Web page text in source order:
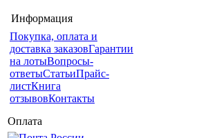
Информация
Покупка, оплата и
доставка заказовГарантии
на лотыВопросы-
ответыСтатьиПрайс-
листКнига
отзывовКонтакты
Оплата